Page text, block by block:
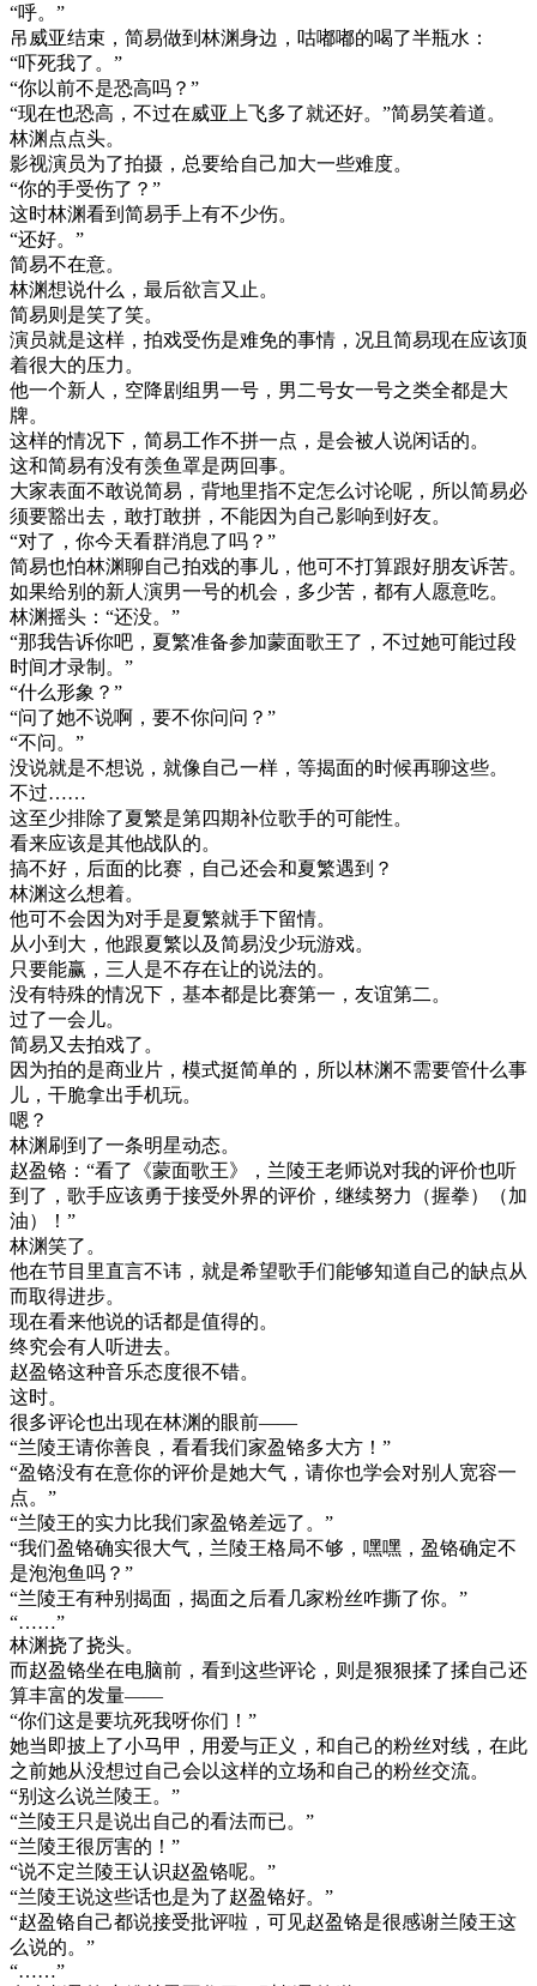
“呼。”
吊威亚结束，简易做到林渊身边，咕嘟嘟的喝了半瓶水：
“吓死我了。”
“你以前不是恐高吗？”
“现在也恐高，不过在威亚上飞多了就还好。”简易笑着道。
林渊点点头。
影视演员为了拍摄，总要给自己加大一些难度。
“你的手受伤了？”
这时林渊看到简易手上有不少伤。
“还好。”
简易不在意。
林渊想说什么，最后欲言又止。
简易则是笑了笑。
演员就是这样，拍戏受伤是难免的事情，况且简易现在应该顶
着很大的压力。
他一个新人，空降剧组男一号，男二号女一号之类全都是大
牌。
这样的情况下，简易工作不拼一点，是会被人说闲话的。
这和简易有没有羡鱼罩是两回事。
大家表面不敢说简易，背地里指不定怎么讨论呢，所以简易必
须要豁出去，敢打敢拼，不能因为自己影响到好友。
“对了，你今天看群消息了吗？”
简易也怕林渊聊自己拍戏的事儿，他可不打算跟好朋友诉苦。
如果给别的新人演男一号的机会，多少苦，都有人愿意吃。
林渊摇头：“还没。”
“那我告诉你吧，夏繁准备参加蒙面歌王了，不过她可能过段
时间才录制。”
“什么形象？”
“问了她不说啊，要不你问问？”
“不问。”
没说就是不想说，就像自己一样，等揭面的时候再聊这些。
不过……
这至少排除了夏繁是第四期补位歌手的可能性。
看来应该是其他战队的。
搞不好，后面的比赛，自己还会和夏繁遇到？
林渊这么想着。
他可不会因为对手是夏繁就手下留情。
从小到大，他跟夏繁以及简易没少玩游戏。
只要能赢，三人是不存在让的说法的。
没有特殊的情况下，基本都是比赛第一，友谊第二。
过了一会儿。
简易又去拍戏了。
因为拍的是商业片，模式挺简单的，所以林渊不需要管什么事
儿，干脆拿出手机玩。
嗯？
林渊刷到了一条明星动态。
赵盈铬：“看了《蒙面歌王》，兰陵王老师说对我的评价也听
到了，歌手应该勇于接受外界的评价，继续努力（握拳）（加
油）！”
林渊笑了。
他在节目里直言不讳，就是希望歌手们能够知道自己的缺点从
而取得进步。
现在看来他说的话都是值得的。
终究会有人听进去。
赵盈铬这种音乐态度很不错。
这时。
很多评论也出现在林渊的眼前——
“兰陵王请你善良，看看我们家盈铬多大方！”
“盈铬没有在意你的评价是她大气，请你也学会对别人宽容一
点。”
“兰陵王的实力比我们家盈铬差远了。”
“我们盈铬确实很大气，兰陵王格局不够，嘿嘿，盈铬确定不
是泡泡鱼吗？”
“兰陵王有种别揭面，揭面之后看几家粉丝咋撕了你。”
“……”
林渊挠了挠头。
而赵盈铬坐在电脑前，看到这些评论，则是狠狠揉了揉自己还
算丰富的发量——
“你们这是要坑死我呀你们！”
她当即披上了小马甲，用爱与正义，和自己的粉丝对线，在此
之前她从没想过自己会以这样的立场和自己的粉丝交流。
“别这么说兰陵王。”
“兰陵王只是说出自己的看法而已。”
“兰陵王很厉害的！”
“说不定兰陵王认识赵盈铬呢。”
“兰陵王说这些话也是为了赵盈铬好。”
“赵盈铬自己都说接受批评啦，可见赵盈铬是很感谢兰陵王这
么说的。”
“……”